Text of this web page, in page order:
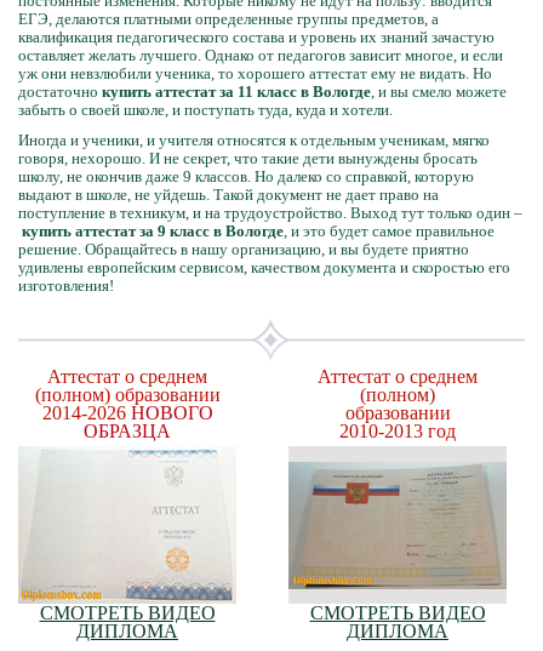
ЕГЭ, делаются платными определенные группы предметов, а
квалификация педагогического состава и уровень их знаний зачастую
оставляет желать лучшего. Однако от педагогов зависит многое, и если
уж они невзлюбили ученика, то хорошего аттестат ему не видать. Но
достаточно купить аттестат за 11 класс в Вологде, и вы смело можете
забыть о своей школе, и поступать туда, куда и хотели.
Иногда и ученики, и учителя относятся к отдельным ученикам, мягко
говоря, нехорошо. И не секрет, что такие дети вынуждены бросать
школу, не окончив даже 9 классов. Но далеко со справкой, которую
выдают в школе, не уйдешь. Такой документ не дает право на
поступление в техникум, и на трудоустройство. Выход тут только один –
купить аттестат за 9 класс в Вологде, и это будет самое правильное
решение. Обращайтесь в нашу организацию, и вы будете приятно
удивлены европейским сервисом, качеством документа и скоростью его
изготовления!
Аттестат о среднем
(полном) образовании
2014-2026 НОВОГО
ОБРАЗЦА
СМОТРЕТЬ ВИДЕО
ДИПЛОМА
Аттестат о среднем
(полном)
образовании
2010-2013 год
СМОТРЕТЬ ВИДЕО
ДИПЛОМА